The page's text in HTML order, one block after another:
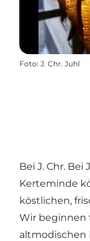
Foto: J. Chr. Juhl
Bei J. Chr. Bei
Kerteminde
köstlichen,
Wir beginnen
altmodischen